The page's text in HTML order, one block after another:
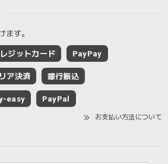
ます。
ジットカード PayPay
ア決済 銀行振込
easy PayPal
お支払い方法について